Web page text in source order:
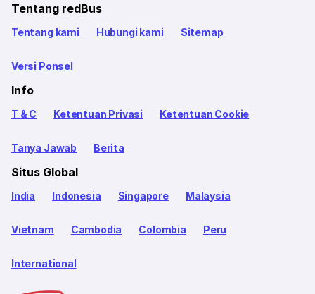
Tentang redBus
Tentang kami Hubungi kami Sitemap
Versi Ponsel
Info
T & C Ketentuan Privasi Ketentuan Cookie
Tanya Jawab Berita
Situs Global
India Indonesia Singapore Malaysia
Vietnam Cambodia Colombia Peru
International